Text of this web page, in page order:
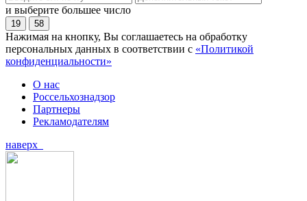
и выберите большее число
19 58
Нажимая на кнопку, Вы соглашаетесь на обработку
персональных данных в соответствии с «Политикой
конфиденциальности»
О нас
Россельхознадзор
Партнеры
Рекламодателям
наверх